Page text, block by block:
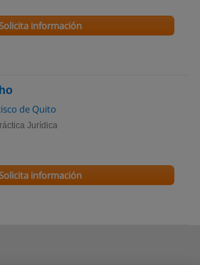
información
de Quito
Jurídica
información